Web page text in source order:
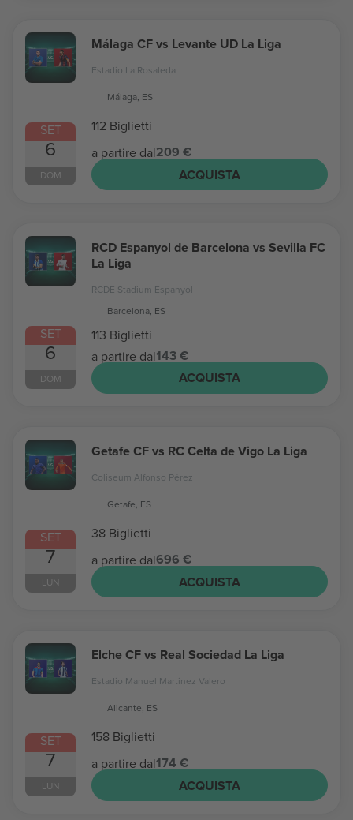
SET
6
DOM
Málaga CF vs Levante UD La Liga
Estadio La Rosaleda
Málaga, ES
112 Biglietti
a partire dal209 €
ACQUISTA
SET
6
DOM
RCD Espanyol de Barcelona vs Sevilla FC
La Liga
RCDE Stadium Espanyol
Barcelona, ES
113 Biglietti
a partire dal143 €
ACQUISTA
SET
7
LUN
Getafe CF vs RC Celta de Vigo La Liga
Coliseum Alfonso Pérez
Getafe, ES
38 Biglietti
a partire dal696 €
ACQUISTA
SET
7
LUN
Elche CF vs Real Sociedad La Liga
Estadio Manuel Martinez Valero
Alicante, ES
158 Biglietti
a partire dal174 €
ACQUISTA